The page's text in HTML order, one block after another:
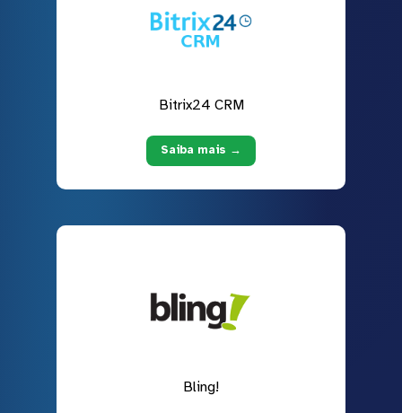
Bitrix24 CRM
Saiba mais →
Bling!